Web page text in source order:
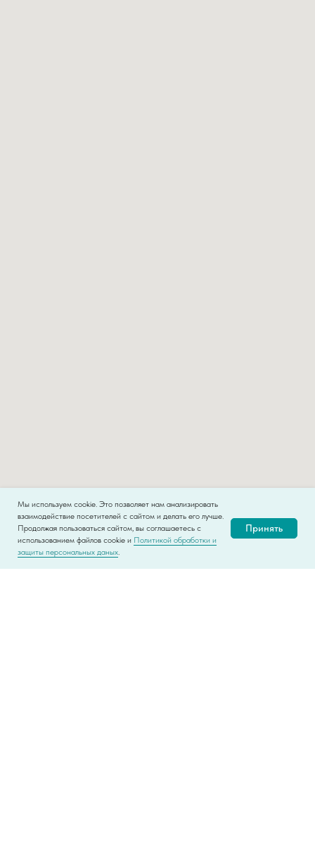
Мы используем cookie. Это позволяет нам анализировать
взаимодействие посетителей с сайтом и делать его лучше.
Продолжая пользоваться сайтом, вы соглашаетесь с
использованием файлов cookie и Политикой обработки и
защиты персональных даных.
Принять